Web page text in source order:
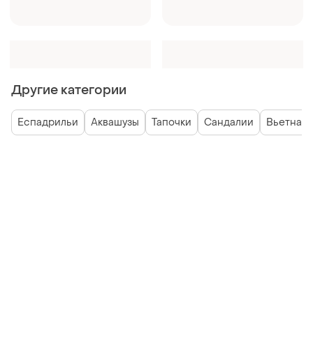
Другие категории
Еспадрильи Аквашузы Тапочки Сандалии